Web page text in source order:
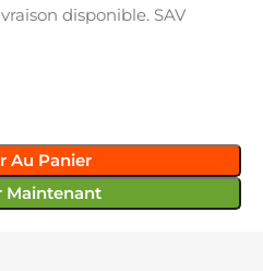
disponible. SAV
Au Panier
Maintenant